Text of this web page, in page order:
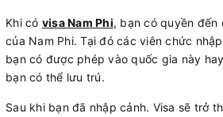
Khi có visa Nam Phi, bạn có quyền đến
của Nam Phi. Tại đó các viên chức
bạn có được phép vào quốc gia này
bạn có thể lưu trú.
Sau khi bạn đã nhập cảnh. Visa sẽ trở